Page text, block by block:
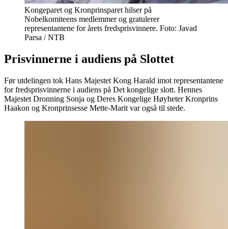
Kongeparet og Kronprinsparet hilser på
Nobelkomiteens medlemmer og gratulerer
representantene for årets fredsprisvinnere. Foto: Javad
Parsa / NTB
Prisvinnerne i audiens på Slottet
Før utdelingen tok Hans Majestet Kong Harald imot representantene
for fredsprisvinnerne i audiens på Det kongelige slott. Hennes
Majestet Dronning Sonja og Deres Kongelige Høyheter Kronprins
Haakon og Kronprinsesse Mette-Marit var også til stede.